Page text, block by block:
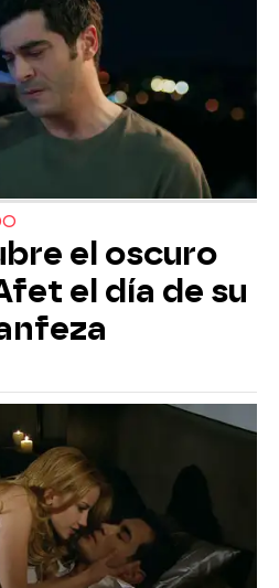
el oscuro
el día de su